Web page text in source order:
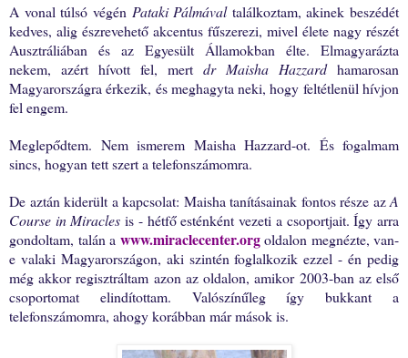
A vonal túlsó végén Pataki Pálmávaltalálkoztam, akinek beszédét
kedves, alig észrevehető akcentus fűszerezi, mivel élete nagy részét
Ausztráliában és az Egyesült Államokban élte. Elmagyarázta
nekem, azért hívott fel, mert dr Maisha Hazzardhamarosan
Magyarországra érkezik, és meghagyta neki, hogy feltétlenül hívjon
fel engem.
Meglepődtem. Nem ismerem Maisha Hazzard-ot. És fogalmam
sincs, hogyan tett szert a telefonszámomra.
De aztán kiderült a kapcsolat: Maisha tanításainak fontos része azA
Course in Miracles is - hétfő esténként vezeti a csoportjait. Így arra
gondoltam, talán a www.miraclecenter.orgoldalon megnézte, van-
e valaki Magyarországon, aki szintén foglalkozik ezzel - én pedig
még akkor regisztráltam azon az oldalon, amikor 2003-ban az első
csoportomat elindítottam. Valószínűleg így bukkant a
telefonszámomra, ahogy korábban már mások is.